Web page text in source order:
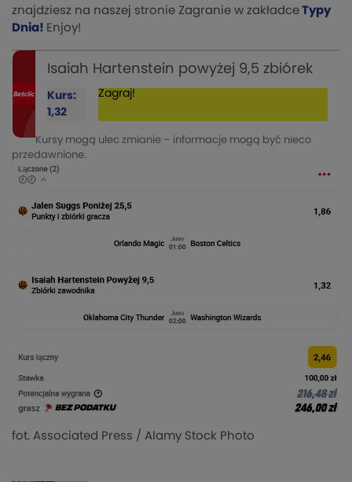
znajdziesz na naszej stronie Zagranie w zakładce Typy
Dnia! Enjoy!
Isaiah Hartenstein powyżej 9,5 zbiórek
Kurs:
1,32
Zagraj!
Kursy mogą ulec zmianie – informacje mogą być nieco
przedawnione.
fot. Associated Press / Alamy Stock Photo